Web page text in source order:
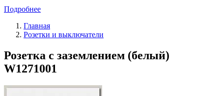
Подробнее
Главная
Розетки и выключатели
Розетка с заземлением (белый)
W1271001